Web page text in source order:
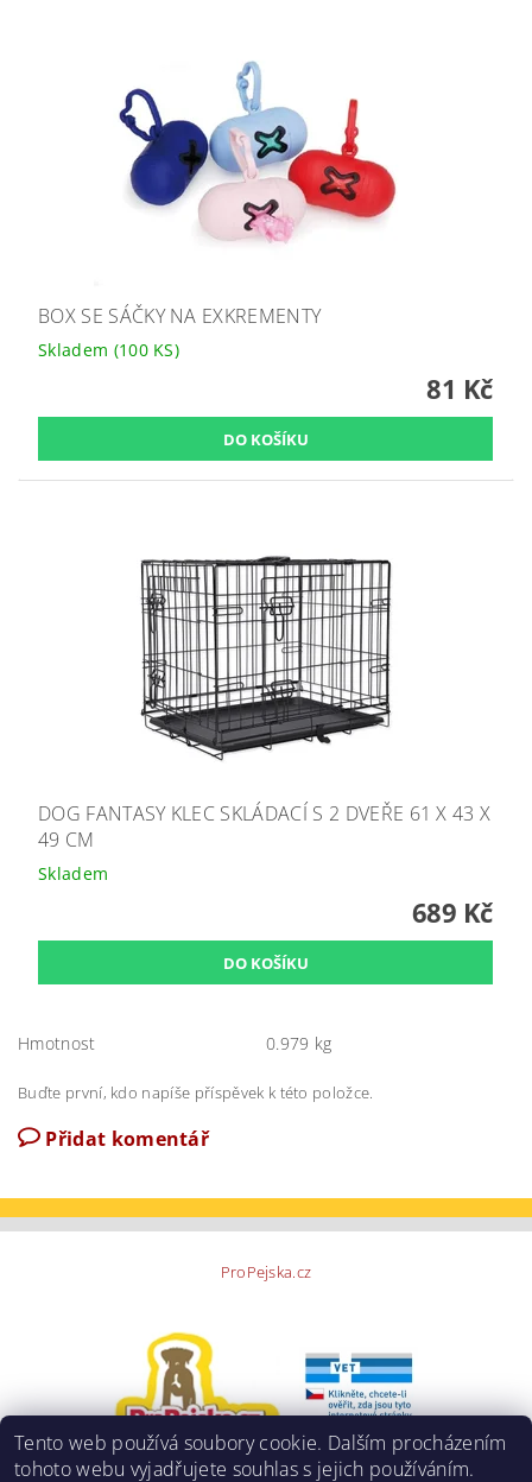
BOX SE SÁČKY NA EXKREMENTY
Skladem (100 KS)
81 Kč
DOG FANTASY KLEC SKLÁDACÍ S 2 DVEŘE 61 X 43 X
49 CM
Skladem
689 Kč
Hmotnost 0.979 kg
Buďte první, kdo napíše příspěvek k této položce.
Přidat komentář
ProPejska.cz
Tento web používá soubory cookie. Dalším procházením
tohoto webu vyjadřujete souhlas s jejich používáním.